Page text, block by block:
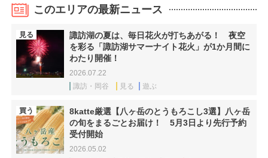
このエリアの最新ニュース
見る
諏訪湖の夏は、毎日花火が打ちあがる！ 夜空
を彩る「諏訪湖サマーナイト花火」が1か月間に
わたり開催！
2026.07.22
諏訪・岡谷
見る 遊ぶ
買う
8katte厳選【八ヶ岳のとうもろこし3選】八ヶ岳
の旬をまるごとお届け！ 5月3日より先行予約
受付開始
2026.05.02